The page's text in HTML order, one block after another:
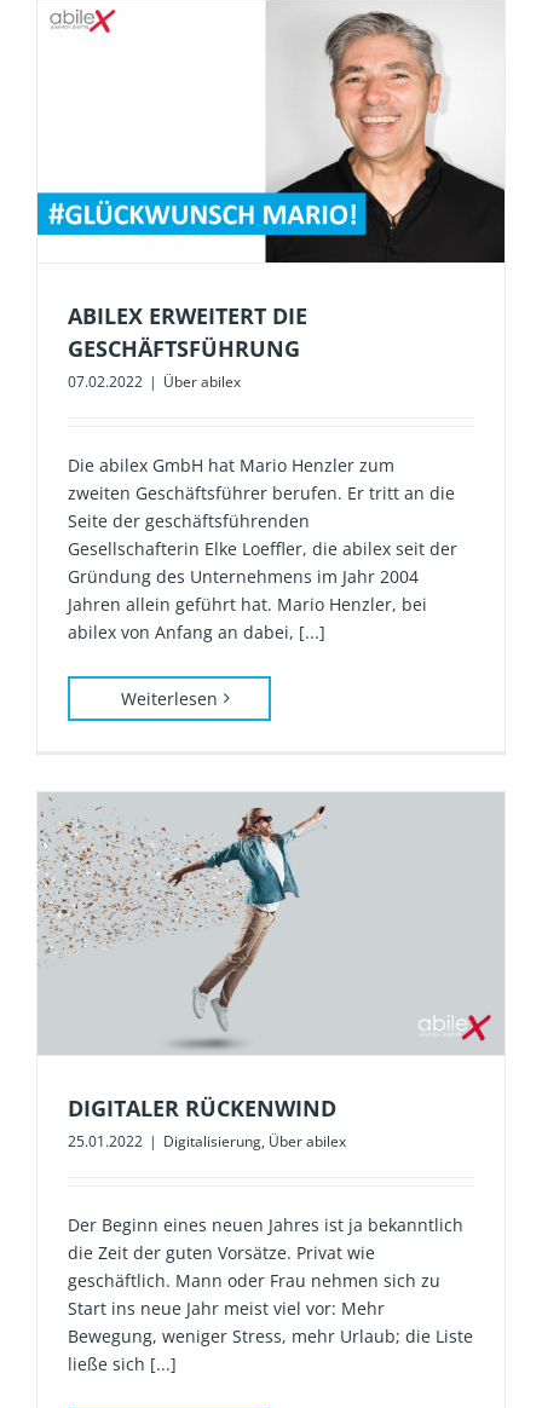
ABILEX ERWEITERT DIE
GESCHÄFTSFÜHRUNG
07.02.2022 | Über abilex
Die abilex GmbH hat Mario Henzler zum
zweiten Geschäftsführer berufen. Er tritt an die
Seite der geschäftsführenden
Gesellschafterin Elke Loeffler, die abilex seit der
Gründung des Unternehmens im Jahr 2004
Jahren allein geführt hat. Mario Henzler, bei
abilex von Anfang an dabei, [...]
Weiterlesen
DIGITALER RÜCKENWIND
25.01.2022 | Digitalisierung, Über abilex
Der Beginn eines neuen Jahres ist ja bekanntlich
die Zeit der guten Vorsätze. Privat wie
geschäftlich. Mann oder Frau nehmen sich zu
Start ins neue Jahr meist viel vor: Mehr
Bewegung, weniger Stress, mehr Urlaub; die Liste
ließe sich [...]